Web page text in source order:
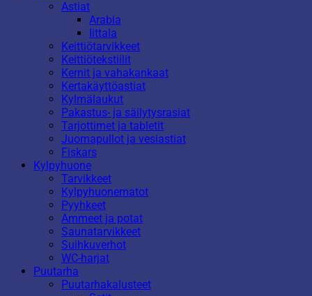
Astiat
Arabia
Iittala
Keittiötarvikkeet
Keittiötekstiilit
Kernit ja vahakankaat
Kertakäyttöastiat
Kylmälaukut
Pakastus- ja säilytysrasiat
Tarjottimet ja tabletit
Juomapullot ja vesiastiat
Fiskars
Kylpyhuone
Tarvikkeet
Kylpyhuonematot
Pyyhkeet
Ammeet ja potat
Saunatarvikkeet
Suihkuverhot
WC-harjat
Puutarha
Puutarhakalusteet